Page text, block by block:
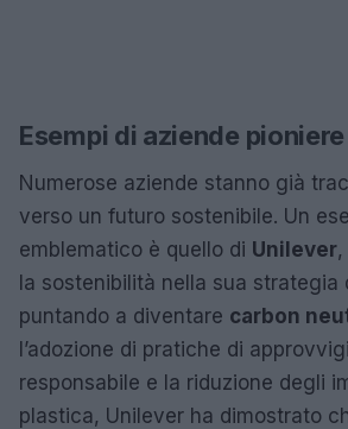
Esempi di aziende pioniere
Numerose aziende stanno già
verso un futuro sostenibile. Un
emblematico è quello di Unilever
la sostenibilità nella sua strategia
puntando a diventare carbon
l’adozione di pratiche di
responsabile e la riduzione degli
plastica, Unilever ha dimostrato